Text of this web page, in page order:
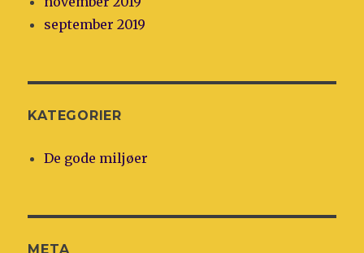
september 2019
KATEGORIER
De gode miljøer
META